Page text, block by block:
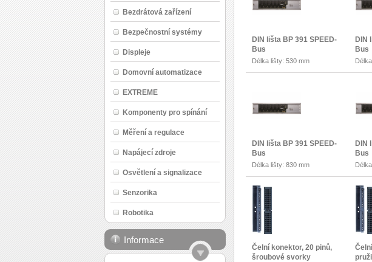
Bezdrátová zařízení
Bezpečnostní systémy
Displeje
Domovní automatizace
EXTREME
Komponenty pro spínání
Měření a regulace
Napájecí zdroje
Osvětlení a signalizace
Senzorika
Robotika
Informace
DIN lišta BP 391 SPEED-
Bus
Délka lišty: 530 mm
DIN
Bus
DIN lišta BP 391 SPEED-
Bus
Délka lišty: 830 mm
DIN
Bus
Čelní konektor, 20 pinů,
šroubové svorky